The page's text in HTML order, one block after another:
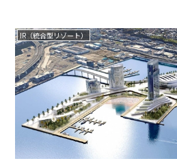
IR（統合型リゾート）